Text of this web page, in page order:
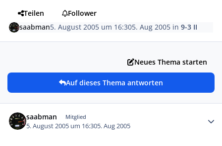
Teilen
Follower
saabman5. August 2005 um 16:305. Aug 2005 in9-3 II
Neues Thema starten
Auf dieses Thema antworten
saabman Mitglied
5. August 2005 um 16:305. Aug 2005